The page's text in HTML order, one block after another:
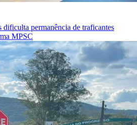
dificulta permanência de traficantes
MPSC